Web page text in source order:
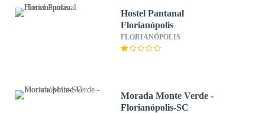
Hostel Pantanal
Florianópolis
FLORIANÓPOLIS
Morada Monte Verde -
Florianópolis-SC